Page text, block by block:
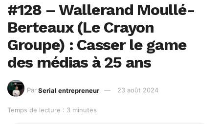
#128 – Wallerand Moullé-
Berteaux (Le Crayon
Groupe) : Casser le game
des médias à 25 ans
Par Serial entrepreneur 23 août 2024
Temps de lecture : 3 minutes